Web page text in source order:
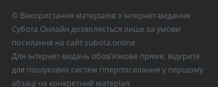
© Використання матеріалів з інтернет-видання
Субота Онлайн дозволяється лише за умови
посилання на сайт subota.online
Для інтернет-видань обов’язкове пряме, відкрите
для пошукових систем гіперпосилання у першому
абзаці на конкретний матеріал.